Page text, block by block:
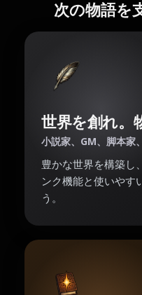
次の物語を
世界を創れ。
小説家、GM、脚本家
豊かな世界を構築し
ンク機能と使いやす
う。